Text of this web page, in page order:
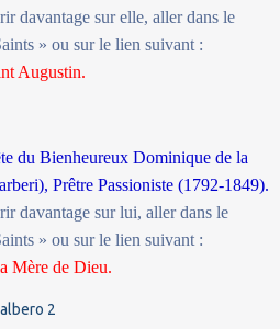
davantage sur elle, aller dans le
» ou sur le lien suivant :
Augustin.
du Bienheureux Dominique de la
Prêtre Passioniste (1792-1849).
davantage sur lui, aller dans le
» ou sur le lien suivant :
Mère de Dieu.